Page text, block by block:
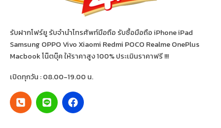
รับฝากโฟร์ยู รับจำนำโทรศัพท์มือถือ รับซื้อมือถือ iPhone iPad
Samsung OPPO Vivo Xiaomi Redmi POCO Realme OnePlus
Macbook โน๊ตบุ๊ค ให้ราคาสูง 100% ประเมินราคาฟรี !!!
เปิดทุกวัน : 08.00-19.00 น.